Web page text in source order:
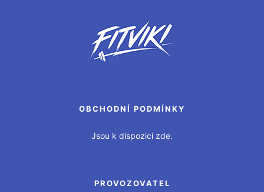
OBCHODNÍ PODMÍNKY
Jsou k dispozici zde.
PROVOZOVATEL